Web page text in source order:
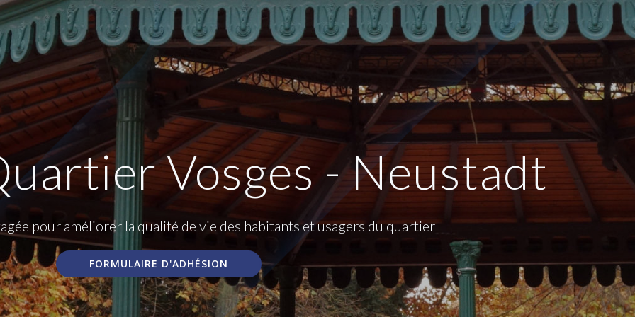
Vosges - Neustadt
pour améliorer la qualité de vie des habitants et usagers du quartier
FORMULAIRE D'ADHÉSION